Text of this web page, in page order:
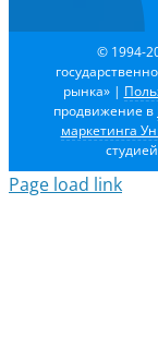
© 1994-
рынка» |
продвижение в
маркетинга
студией
Page load link